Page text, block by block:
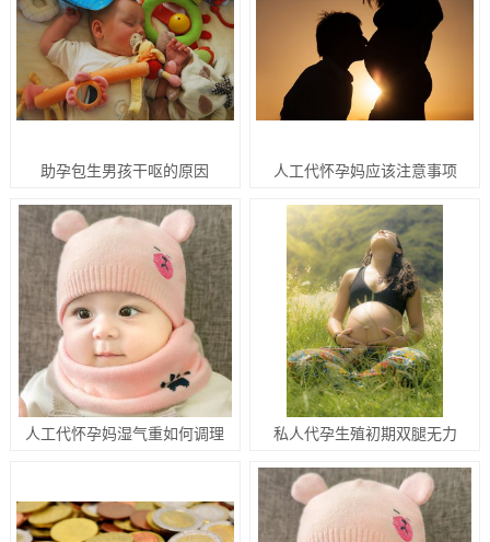
助孕包生男孩干呕的原因 人工代怀孕妈应该注意事项
人工代怀孕妈湿气重如何调理 私人代孕生殖初期双腿无力